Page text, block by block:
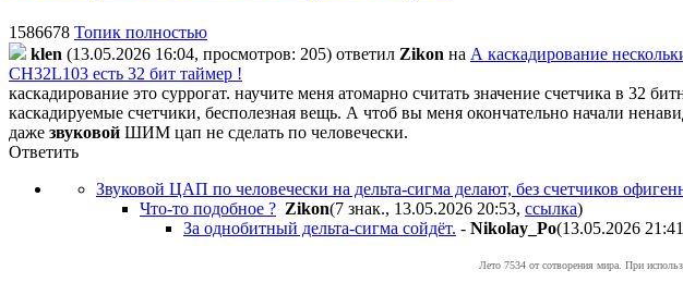
1586678 Топик полностью
klen (13.05.2026 16:04, просмотров: 205) ответил Zikon на А каскадирование
CH32L103 есть 32 бит таймер !
каскадирование это суррогат. научите меня атомарно считать значение счетчика в 32
каскадируемые счетчики, бесполезная вещь. А чтоб вы меня окончательно начали
даже звуковой ШИМ цап не сделать по человечески.
Ответить
Звуковой ЦАП по человечески на дельта-сигма делают, без счетчиков
Что-то подобное ? Zikon(7 знак., 13.05.2026 20:53, ссылка)
За однобитный дельта-сигма сойдёт. - Nikolay_Po(13.05.2026 21:41
Лето 7534 от сотворения мира. При